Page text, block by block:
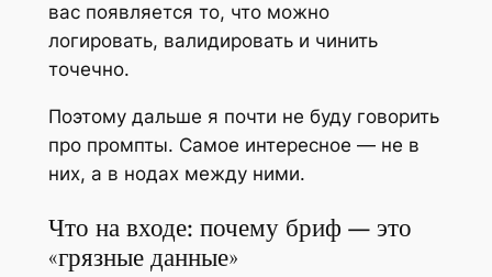
вас появляется то, что можно
логировать, валидировать и чинить
точечно.
Поэтому дальше я почти не буду говорить
про промпты. Самое интересное — не в
них, а в нодах между ними.
Что на входе: почему бриф — это
«грязные данные»